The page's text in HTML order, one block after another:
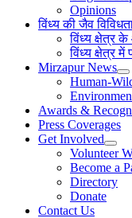
Opinions
विंध्य की जैव
विंध्य क्षेत्र
विंध्य क्षेत्र
Mirzapur News
Human-
Awards &
Press Coverages
Get Involved
Volunteer
Become a
Directory
Donate
Contact Us